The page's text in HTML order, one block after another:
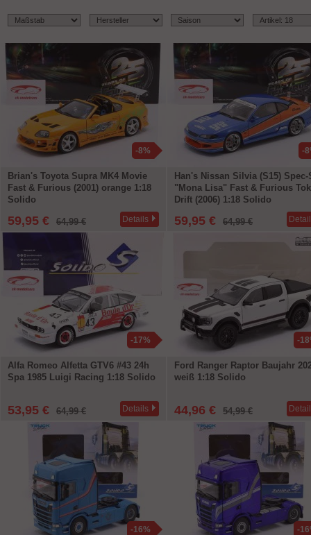
-8%
Brian's Toyota Supra MK4 Movie
Fast & Furious (2001) orange 1:18
Solido
59,95 € 64,99 € Details
-
Han's Nissan Silvia (S15) Spec-
"Mona Lisa" Fast & Furious
Drift (2006) 1:18 Solido
59,95 € 64,99 €
-17%
Alfa Romeo Alfetta GTV6 #43 24h
Spa 1985 Luigi Racing 1:18 Solido
53,95 € 64,99 € Details
-
Ford Ranger Raptor Baujahr
weiß 1:18 Solido
44,96 € 54,99 €
-16% -